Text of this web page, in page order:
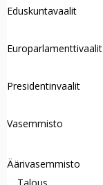
Eduskuntavaalit
Europarlamenttivaalit
Presidentinvaalit
Vasemmisto
Äärivasemmisto